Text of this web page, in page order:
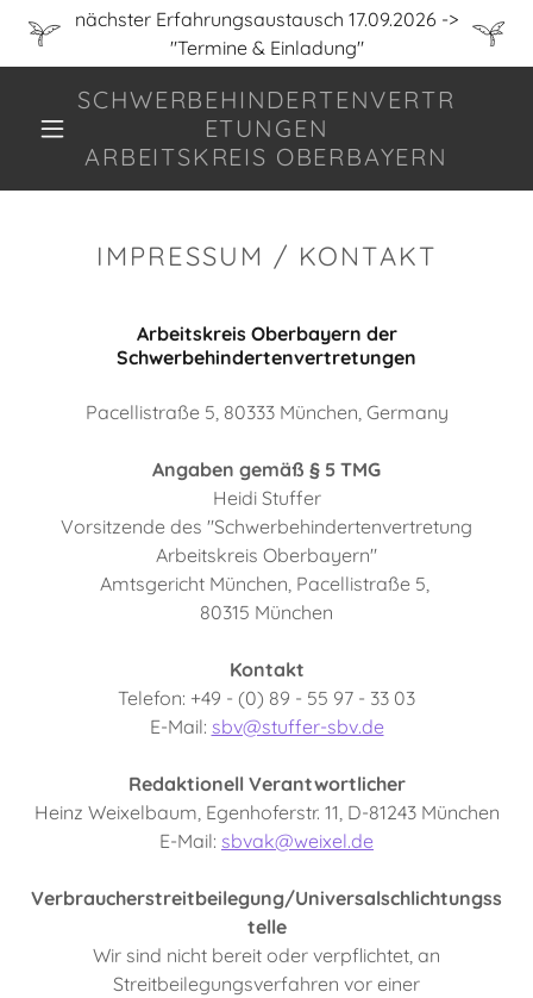
nächster Erfahrungsaustausch 17.09.2026 ->
"Termine & Einladung"
SCHWERBEHINDERTENVERTR
ETUNGEN
ARBEITSKREIS OBERBAYERN
IMPRESSUM / KONTAKT
Arbeitskreis Oberbayern der
Schwerbehindertenvertretungen
Pacellistraße 5, 80333 München, Germany
Angaben gemäß § 5 TMG
Heidi Stuffer
Vorsitzende des "Schwerbehindertenvertretung
Arbeitskreis Oberbayern"
Amtsgericht München, Pacellistraße 5,
80315 München
Kontakt
Telefon: +49 - (0) 89 - 55 97 - 33 03
E-Mail: sbv@stuffer-sbv.de
Redaktionell Verantwortlicher
Heinz Weixelbaum, Egenhoferstr. 11, D-81243 München
E-Mail: sbvak@weixel.de
Verbraucherstreitbeilegung/Universalschlichtungss
telle
Wir sind nicht bereit oder verpflichtet, an
Streitbeilegungsverfahren vor einer